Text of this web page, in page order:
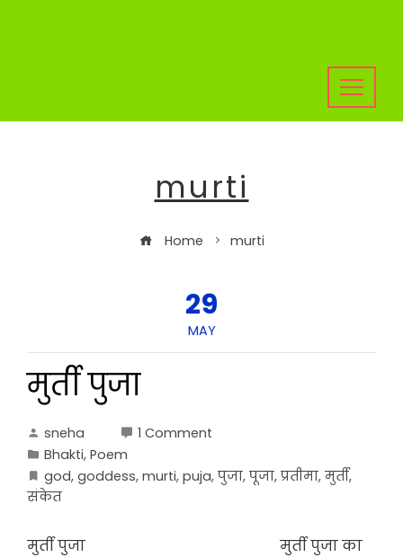
murti
Home murti
29
MAY
मुर्ती पुजा
sneha
1 Comment
Bhakti, Poem
god, goddess, murti, puja, पुजा, पूजा, प्रतीमा, मुर्ती,
संकेत
मुर्ती पुजा मुर्ती पुजा का